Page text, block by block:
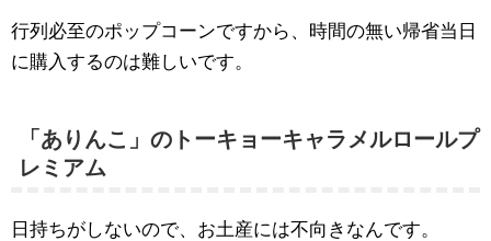
行列必至のポップコーンですから、時間の無い帰省当日
に購入するのは難しいです。
「ありんこ」のトーキョーキャラメルロールプ
レミアム
日持ちがしないので、お土産には不向きなんです。